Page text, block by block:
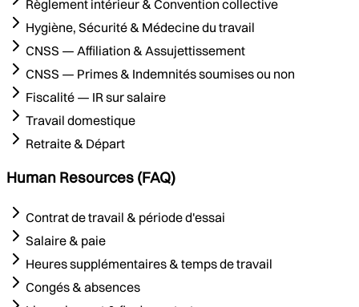
Règlement intérieur & Convention collective
Hygiène, Sécurité & Médecine du travail
CNSS — Affiliation & Assujettissement
CNSS — Primes & Indemnités soumises ou non
Fiscalité — IR sur salaire
Travail domestique
Retraite & Départ
Human Resources (FAQ)
Contrat de travail & période d'essai
Salaire & paie
Heures supplémentaires & temps de travail
Congés & absences